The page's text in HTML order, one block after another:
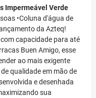
Impermeável Verde
•Coluna d'água de
da Azteq!
capacidade para até
Buen Amigo, esse
ao mais exigente
qualidade em mão de
e desenhada
sua